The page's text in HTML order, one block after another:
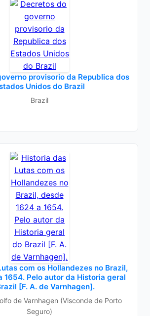
provisorio da Republica dos
Unidos do Brazil
Brazil
com os Hollandezes no Brazil,
1654. Pelo autor da Historia geral
[F. A. de Varnhagen].
de Varnhagen (Visconde de Porto
Seguro)